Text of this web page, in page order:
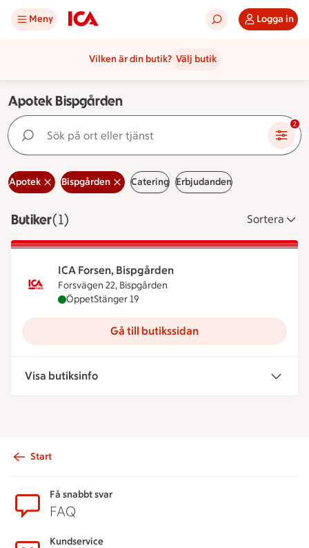
Meny Logga in
Vilken är din butik? Välj butik
Apotek Bispgården
Sök på ort eller tjänst 2
Apotek Bispgården Catering Erbjudanden
ButikerVisar 1 stycken
(1) Sortera
ICA Forsen, Bispgården
Forsvägen 22, Bispgården
ICA Forsen, Bispgården är öppen nu, stänger
ÖppetStänger 19
Gå till butikssidan
Visa butiksinfo
Start
Få snabbt svar
FAQ
Kundservice